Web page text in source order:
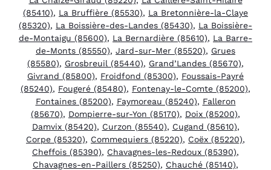
(85410), La Bruffière (85530), La Bretonnière-la-Claye
(85320), La Boissière-des-Landes (85430), La Boissière-
de-Montaigu (85600), La Bernardière (85610), La Barre-
de-Monts (85550), Jard-sur-Mer (85520), Grues
(85580), Grosbreuil (85440), Grand’Landes (85670),
Givrand (85800), Froidfond (85300), Foussais-Payré
(85240), Fougeré (85480), Fontenay-le-Comte (85200),
Fontaines (85200), Faymoreau (85240), Falleron
(85670), Dompierre-sur-Yon (85170), Doix (85200),
Damvix (85420), Curzon (85540), Cugand (85610),
Corpe (85320), Commequiers (85220), Coëx (85220),
Cheffois (85390), Chavagnes-les-Redoux (85390),
Chavagnes-en-Paillers (85250), Chauché (85140),